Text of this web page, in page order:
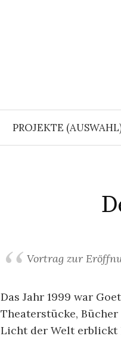
PROJEKTE
Vortrag zur
Das Jahr 1999 war
Theaterstücke, Bücher
Licht der Welt erblickt